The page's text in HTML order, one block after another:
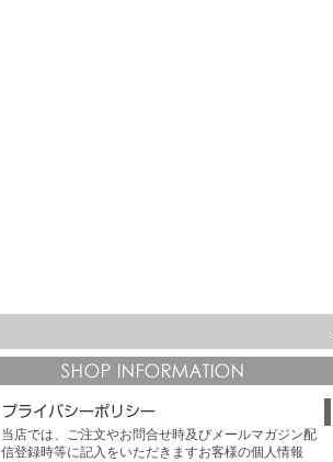
当店では、ご注文やお問合せ時及びメールマガジン配
信登録時等に記入をいただきますお客様の個人情報